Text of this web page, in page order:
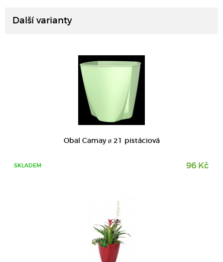
Další varianty
Obal Camay ø 21 pistáciová
SKLADEM 96 Kč